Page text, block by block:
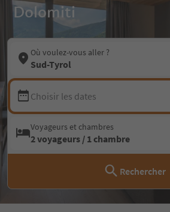
Dolomiti
Où voulez-vous aller ?
Sud-Tyrol
Choisir les dates
Voyageurs et chambres
2 voyageurs / 1 chambre
Rechercher